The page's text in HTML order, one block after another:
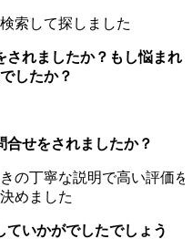
索して探しました
されましたか？もし悩まれ
したか？
合せをされましたか？
の丁寧な説明で高い評価を
めました
ていかがでしたでしょう